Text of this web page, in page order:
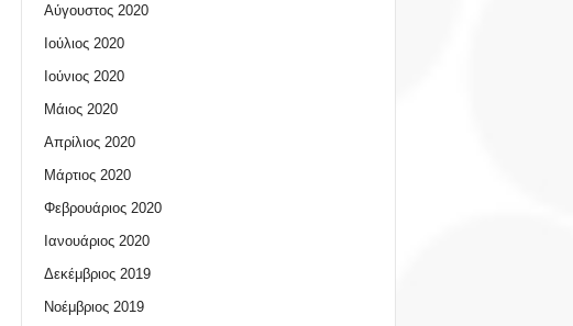
Αύγουστος 2020
Ιούλιος 2020
Ιούνιος 2020
Μάιος 2020
Απρίλιος 2020
Μάρτιος 2020
Φεβρουάριος 2020
Ιανουάριος 2020
Δεκέμβριος 2019
Νοέμβριος 2019